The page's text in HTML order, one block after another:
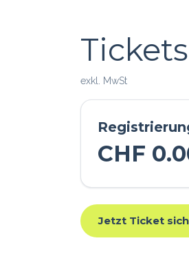
Tickets
exkl. MwSt
CHF
Jetzt Ticket